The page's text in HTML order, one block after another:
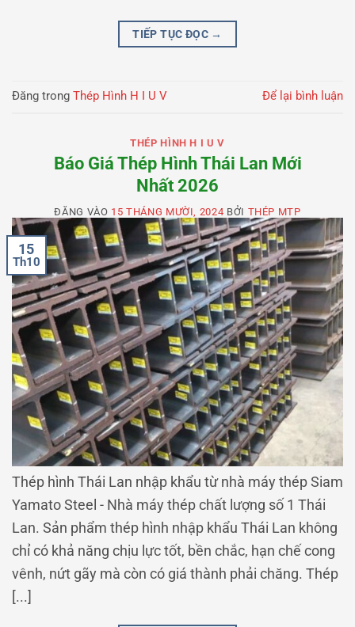
TIẾP TỤC ĐỌC →
Đăng trong Thép Hình H I U V Để lại bình luận
THÉP HÌNH H I U V
Báo Giá Thép Hình Thái Lan Mới
Nhất 2026
ĐĂNG VÀO 15 THÁNG MƯỜI, 2024 BỞI THÉP MTP
15
Th10
Thép hình Thái Lan nhập khẩu từ nhà máy thép Siam
Yamato Steel - Nhà máy thép chất lượng số 1 Thái
Lan. Sản phẩm thép hình nhập khẩu Thái Lan không
chỉ có khả năng chịu lực tốt, bền chắc, hạn chế cong
vênh, nứt gãy mà còn có giá thành phải chăng. Thép
[...]